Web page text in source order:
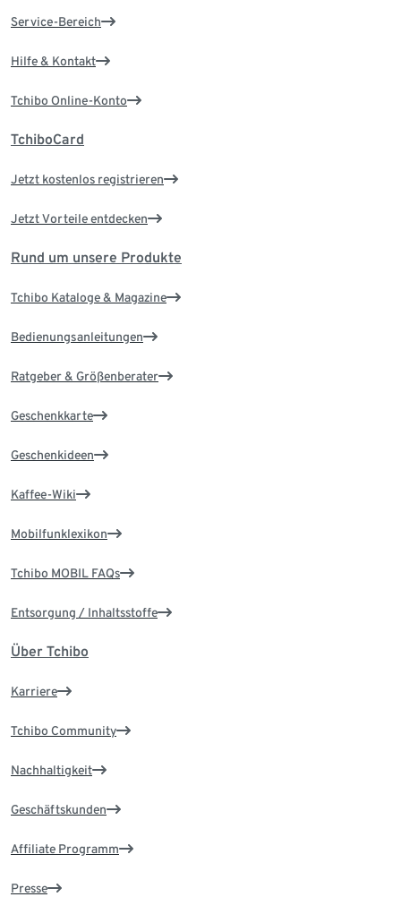
Service-Bereich
Hilfe & Kontakt
Tchibo Online-Konto
TchiboCard
Jetzt kostenlos registrieren
Jetzt Vorteile entdecken
Rund um unsere Produkte
Tchibo Kataloge & Magazine
Bedienungsanleitungen
Ratgeber & Größenberater
Geschenkkarte
Geschenkideen
Kaffee-Wiki
Mobilfunklexikon
Tchibo MOBIL FAQs
Entsorgung / Inhaltsstoffe
Über Tchibo
Karriere
Tchibo Community
Nachhaltigkeit
Geschäftskunden
Affiliate Programm
Presse